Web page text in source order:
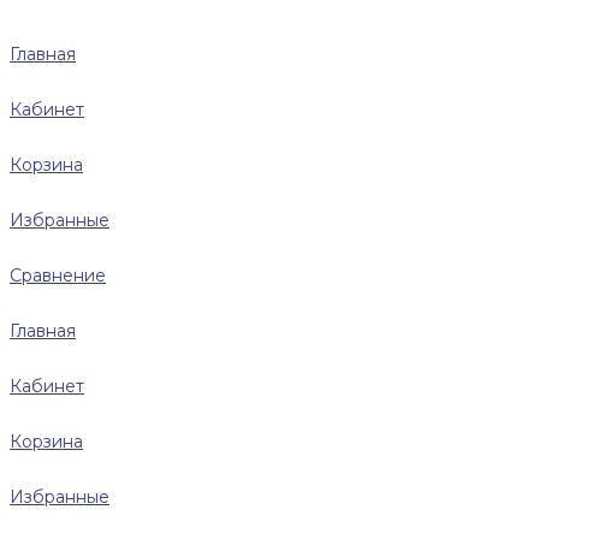
Главная
Кабинет
Корзина
Избранные
Сравнение
Главная
Кабинет
Корзина
Избранные